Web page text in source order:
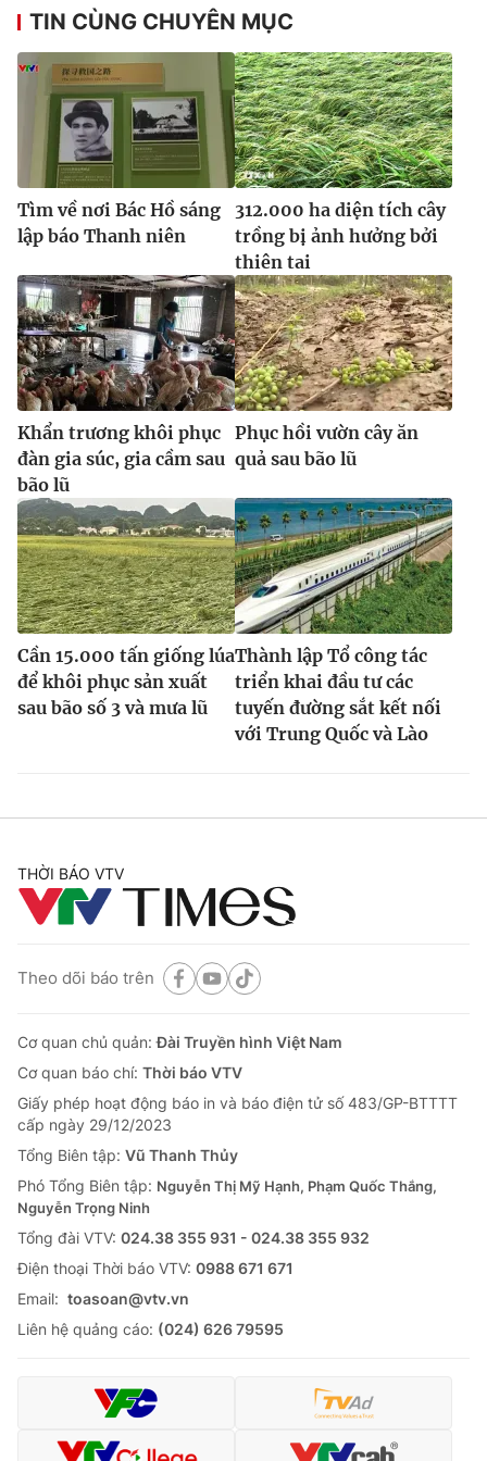
TIN CÙNG CHUYÊN MỤC
Tìm về nơi Bác Hồ sáng
lập báo Thanh niên
312.000 ha diện tích cây
trồng bị ảnh hưởng bởi
thiên tai
Khẩn trương khôi phục
đàn gia súc, gia cầm sau
bão lũ
Phục hồi vườn cây ăn
quả sau bão lũ
Cần 15.000 tấn giống lúa
để khôi phục sản xuất
sau bão số 3 và mưa lũ
Thành lập Tổ công tác
triển khai đầu tư các
tuyến đường sắt kết nối
với Trung Quốc và Lào
THỜI BÁO VTV
Theo dõi báo trên
Cơ quan chủ quản:Đài Truyền hình Việt Nam
Cơ quan báo chí: Thời báo VTV
Giấy phép hoạt động báo in và báo điện tử số 483/GP-BTTTT
cấp ngày 29/12/2023
Tổng Biên tập: Vũ Thanh Thủy
Phó Tổng Biên tập: Nguyễn Thị Mỹ Hạnh, Phạm Quốc Thắng,
Nguyễn Trọng Ninh
Tổng đài VTV: 024.38 355 931 - 024.38 355 932
Ðiện thoại Thời báo VTV: 0988 671 671
Email: toasoan@vtv.vn
Liên hệ quảng cáo: (024) 626 79595